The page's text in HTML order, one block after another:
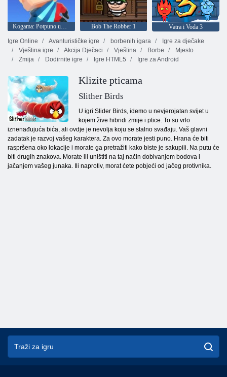
Kogama: Potpuno uništenje Bob The Robber 1
Vatra i Voda 3
Igre Online
Avanturističke igre borbenih igara
Igre za dječake
Vještina igre
Akcija Dječaci Vještina Borbe
Mjesto
Zmija
Dodirnite igre Igre HTML5 Igre za Android
Klizite pticama
Slither Birds
U igri Slider Birds, idemo u nevjerojatan svijet u
kojem žive hibridi zmije i ptice. To su vrlo
iznenađujuća bića, ali ovdje je nevolja koju se stalno svađaju. Vaš glavni
zadatak je razvoj vašeg karaktera. Za ovo morate jesti puno. Hrana će biti
raspršena oko lokacije i morate ga pretražiti kako biste je sakupili. Na putu će
biti drugih znakova. Morate ili uništiti na taj način dobivanjem bodova i
jačanjem vašeg junaka. Ili naprotiv, morat ćete pobjeći od jačeg protivnika.